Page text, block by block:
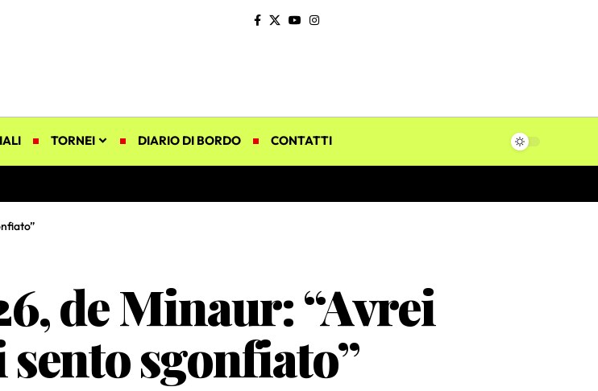
TORNEI DIARIO DI BORDO CONTATTI
de Minaur: “Avrei
sgonfiato”